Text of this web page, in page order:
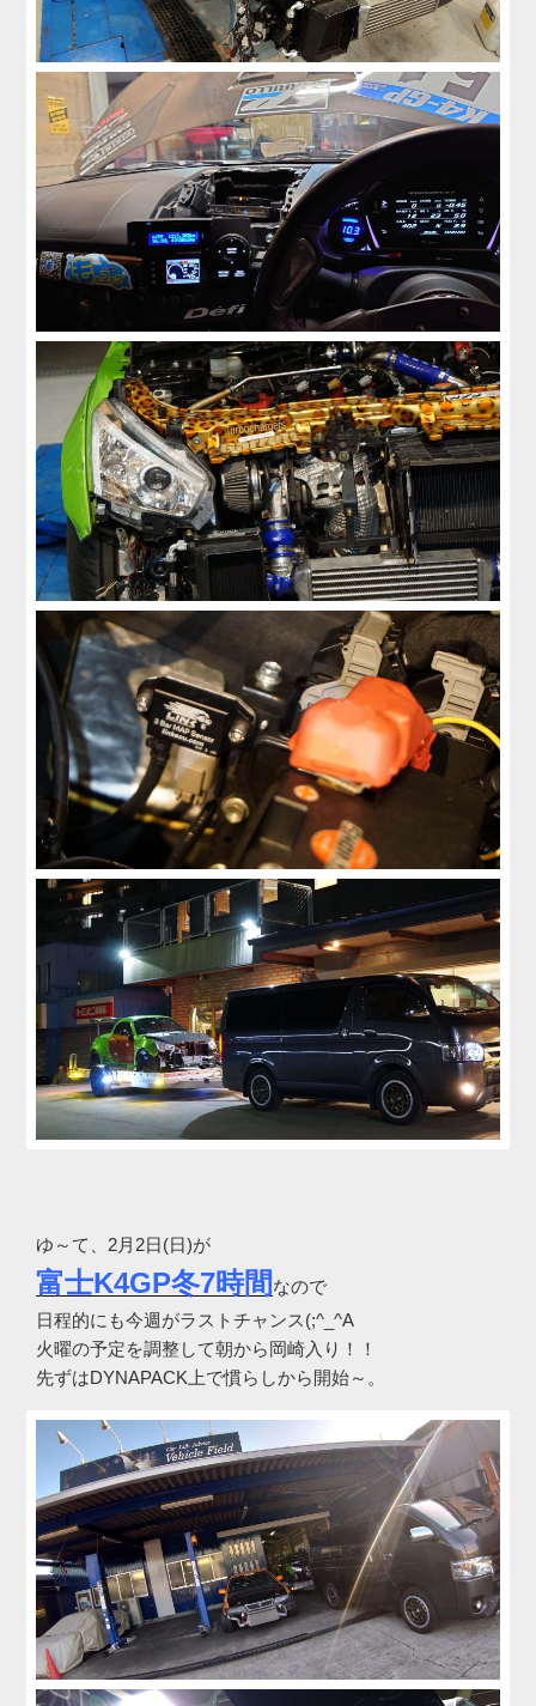
ゆ～て、2月2日(日)が
富士K4GP冬7時間 なので
日程的にも今週がラストチャンス(;^_^A
火曜の予定を調整して朝から岡崎入り！！
先ずはDYNAPACK上で慣らしから開始～。